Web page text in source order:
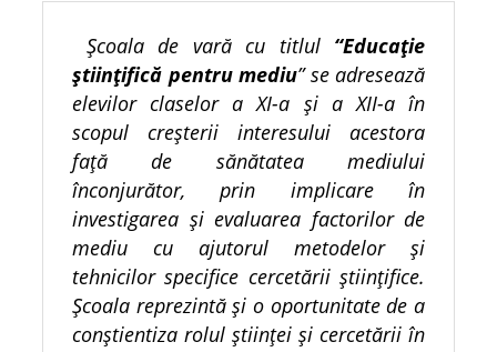
Școala de vară cu titlul “Educație
științifică pentru mediu” se adresează
elevilor claselor a XI-a și a XII-a în
scopul creșterii interesului acestora
față de sănătatea mediului
înconjurător, prin implicare în
investigarea și evaluarea factorilor de
mediu cu ajutorul metodelor și
tehnicilor specifice cercetării științifice.
Școala reprezintă și o oportunitate de a
conștientiza rolul științei și cercetării în